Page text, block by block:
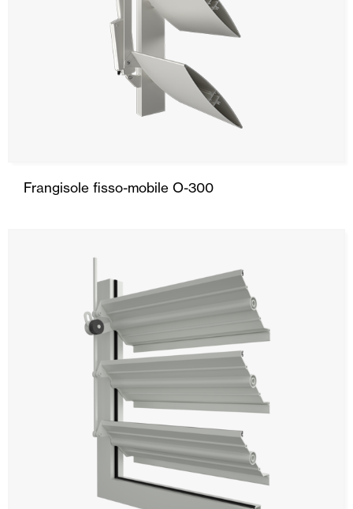
Frangisole fisso-mobile O-300